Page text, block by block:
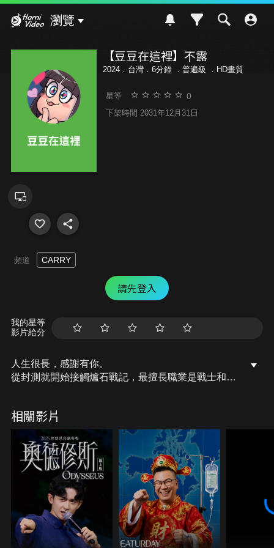
瀏覽
【豆豆在這裡】不露
2024．台灣．6分鐘 ． 普遍級 ．HD畫質
星等 0
下架時間 2031年12月31日
頻道 CARRY
請先登入
我的星等
影片給分
人生很長，感謝有你。
從封測就開始接觸爐石戰記，最擅長職業是戰士和牧
醒。
從陰暗幽霾的蛇界森林甦醒吧， 趁此良機，莫再猶
豫，恭請蛇界至尊雙飛寶典！
OSkomodo 還不一起加入蛇教跟著教主一起前進!
相關影片